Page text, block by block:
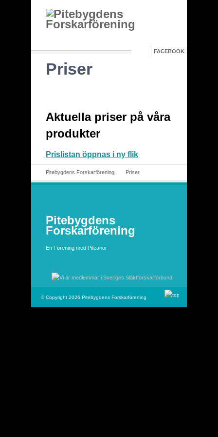
FACEBOOK
Priser
Aktuella priser på våra
produkter
Prislistan öppnas i ny flik
Pitebygdens Forskarförening Priser
Pitebygdens
Forskarförening
En Förening med Piteanor
© Copyright 2026 Pitebygdens Forskarförening